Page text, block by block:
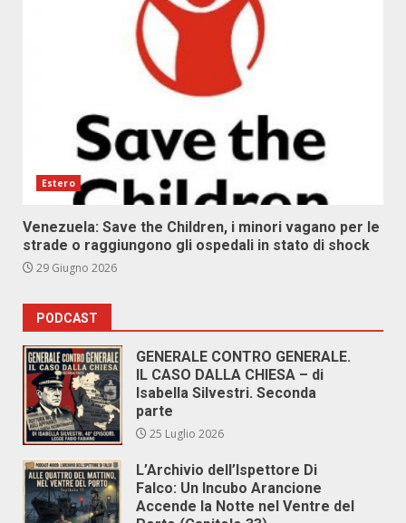
Estero
Venezuela: Save the Children, i minori vagano per le
strade o raggiungono gli ospedali in stato di shock
29 Giugno 2026
PODCAST
GENERALE CONTRO GENERALE.
IL CASO DALLA CHIESA – di
Isabella Silvestri. Seconda
parte
25 Luglio 2026
L’Archivio dell’Ispettore Di
Falco: Un Incubo Arancione
Accende la Notte nel Ventre del